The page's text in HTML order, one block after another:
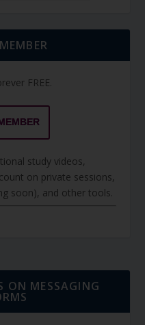
FREE.
study videos,
on private sessions,
soon), and other tools.
ON MESSAGING